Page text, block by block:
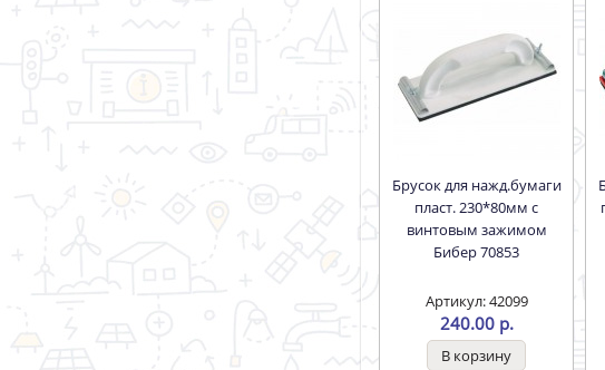
Брусок для нажд.бумаги
пласт. 230*80мм с
винтовым зажимом
Бибер 70853
Артикул: 42099
240.00 р.
Брусок